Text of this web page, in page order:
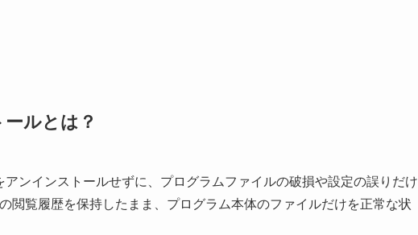
ルとは？
ンインストールせずに、プログラムファイルの破損や設定の誤りだけ
閲覧履歴を保持したまま、プログラム本体のファイルだけを正常な状